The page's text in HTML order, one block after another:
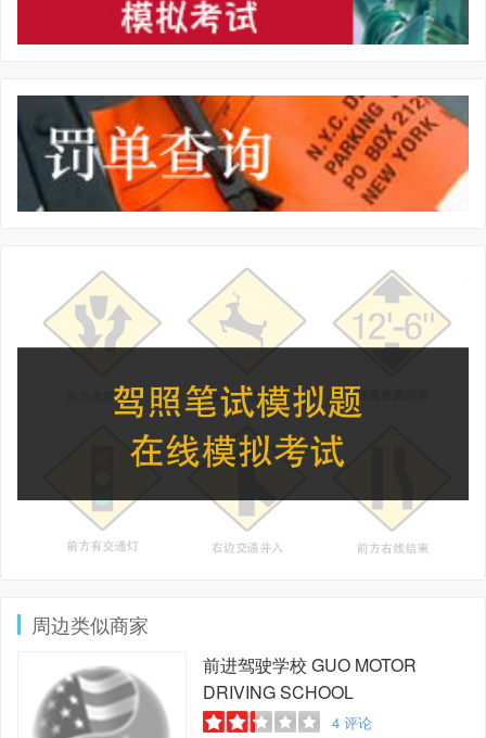
周边类似商家
前进驾驶学校 GUO MOTOR
DRIVING SCHOOL
4评论